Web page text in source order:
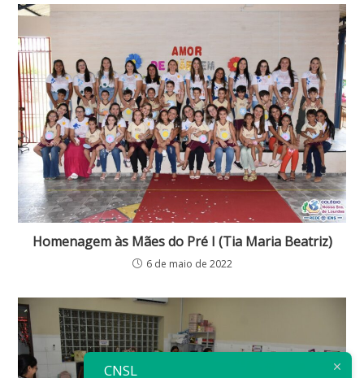
Homenagem às Mães do Pré I (Tia Maria Beatriz)
6 de maio de 2022
CNSL